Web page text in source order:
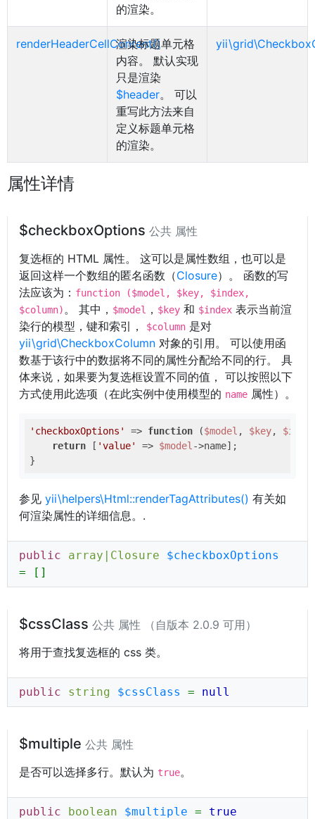
的渲染。
renderHeaderCellContent()
渲染标题单元格
内容。 默认实现
只是渲染
$header。 可以
重写此方法来自
定义标题单元格
的渲染。
属性详情
$checkboxOptions 公共 属性
复选框的 HTML 属性。 这可以是属性数组，也可以是
返回这样一个数组的匿名函数（Closure）。 函数的写
法应该为： function ($model, $key, $index,
$column)。 其中， $model ， $key 和 $index 表示当前渲
染行的模型，键和索引，
$column 是对
yii\grid\CheckboxColumn 对象的引用。 可以使用函
数基于该行中的数据将不同的属性分配给不同的行。 具
体来说，如果要为复选框设置不同的值， 可以按照以下
方式使用此选项（在此实例中使用模型的 name 属性）。
'checkboxOptions' => function ($model , $key,
return [ 'value' => $model ->name];
参见 yii\helpers\Html::renderTagAttributes() 有关如
何渲染属性的详细信息。.
public array | Closure
$checkboxOptions
= []
$cssClass 公共 属性 （自版本 2.0.9 可用）
将用于查找复选框的 css 类。
public string $cssClass = null
$multiple 公共 属性
是否可以选择多行。默认为 true。
public boolean $multiple = true